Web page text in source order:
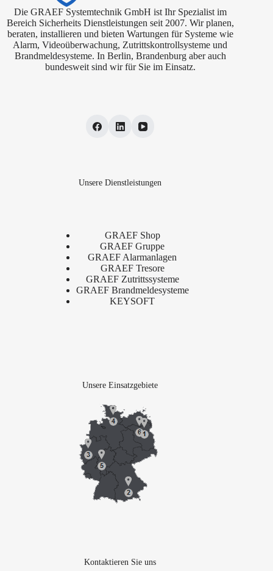
Die GRAEF Systemtechnik GmbH ist Ihr Spezialist im
Bereich Sicherheits Dienstleistungen seit 2007. Wir planen,
beraten, installieren und bieten Wartungen für Systeme wie
Alarm, Videoüberwachung, Zutrittskontrollsysteme und
Brandmeldesysteme. In Berlin, Brandenburg aber auch
bundesweit sind wir für Sie im Einsatz.
Unsere Dienstleistungen
GRAEF Shop
GRAEF Gruppe
GRAEF Alarmanlagen
GRAEF Tresore
GRAEF Zutrittssysteme
GRAEF Brandmeldesysteme
KEYSOFT
Unsere Einsatzgebiete
Kontaktieren Sie uns